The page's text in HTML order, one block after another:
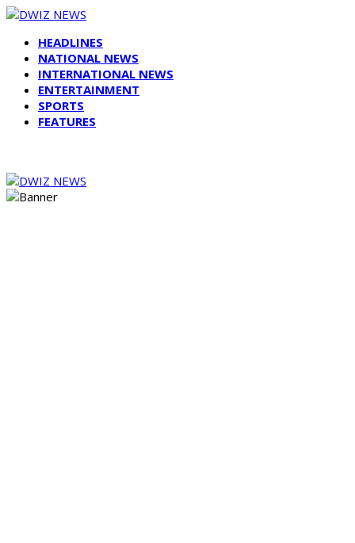
HEADLINES
NATIONAL NEWS
INTERNATIONAL NEWS
ENTERTAINMENT
SPORTS
FEATURES